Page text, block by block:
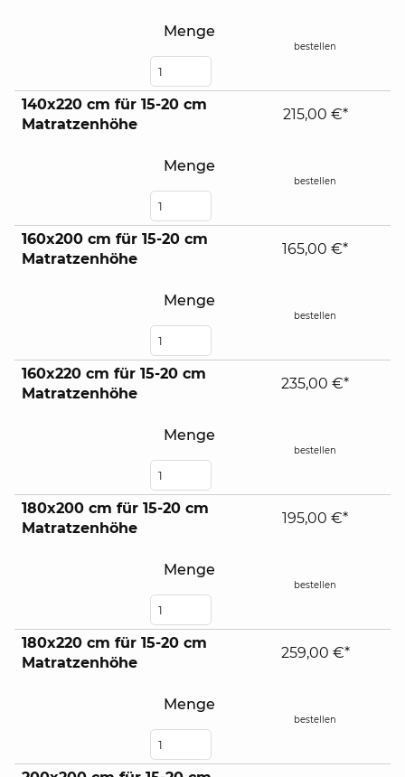
Menge
bestellen
140x220 cm für 15-20 cm
Matratzenhöhe
Menge
215,00 €*
bestellen
160x200 cm für 15-20 cm
Matratzenhöhe
Menge
165,00 €*
bestellen
160x220 cm für 15-20 cm
Matratzenhöhe
Menge
235,00 €*
bestellen
180x200 cm für 15-20 cm
Matratzenhöhe
Menge
195,00 €*
bestellen
180x220 cm für 15-20 cm
Matratzenhöhe
Menge
259,00 €*
bestellen